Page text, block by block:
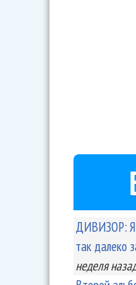
ДИВИЗОР: Я
так далеко
неделя